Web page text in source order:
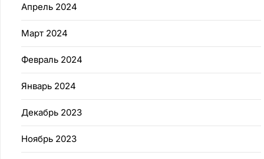
Апрель 2024
Март 2024
Февраль 2024
Январь 2024
Декабрь 2023
Ноябрь 2023